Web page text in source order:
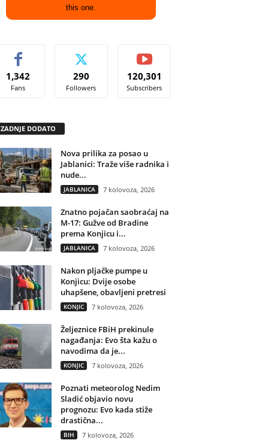
this one.
1,342
Fans
290
Followers
120,301
Subscribers
ZADNJE DODATO
Nova prilika za posao u
Jablanici: Traže više radnika i
nude...
JABLANICA 7 kolovoza, 2026
Znatno pojačan saobraćaj na
M-17: Gužve od Bradine
prema Konjicu i...
JABLANICA 7 kolovoza, 2026
Nakon pljačke pumpe u
Konjicu: Dvije osobe
uhapšene, obavljeni pretresi
KONJIC 7 kolovoza, 2026
Željeznice FBiH prekinule
nagađanja: Evo šta kažu o
navodima da je...
KONJIC 7 kolovoza, 2026
Poznati meteorolog Nedim
Sladić objavio novu
prognozu: Evo kada stiže
drastična...
BIH 7 kolovoza, 2026